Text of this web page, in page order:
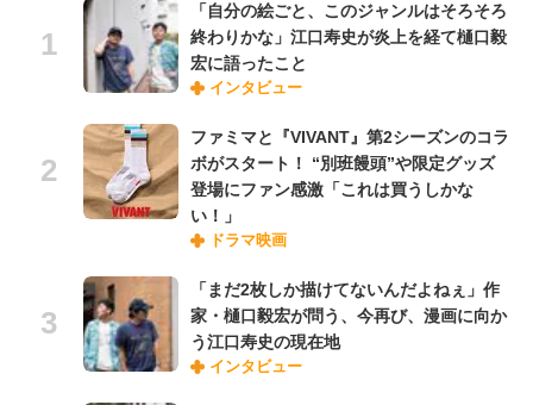
「自分の絵ごと、このジャンルはそろそろ
終わりかな」江口寿史が炎上を経て樋口毅
宏に語ったこと
インタビュー
ファミマと『VIVANT』第2シーズンのコラ
ボがスタート！ “別班饅頭”や限定グッズ
登場にファン感激「これは買うしかな
い！」
ドラマ映画
「まだ2枚しか描けてないんだよねぇ」作
家・樋口毅宏が問う、今再び、漫画に向か
う江口寿史の現在地
インタビュー